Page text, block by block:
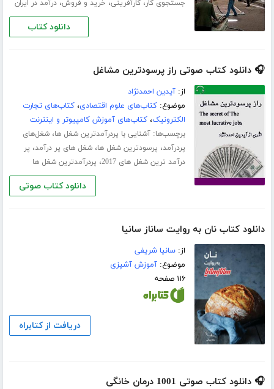
جستجوی کار،کارآفرینی، خرید و فروش،درآمد در ایران
دانلود کتاب
🎧 دانلود کتاب صوتی راز پرسودترین مشاغل
از:آیدین احمدنژاد
موضوع:کتاب‌های علوم اقتصادی،کتاب‌های تجارت
الکترونیک،کتاب‌های آموزش کامپیوتر و اینترنت
برچسب‌ها:آشنایی با پردرآمدترین شغل ها،شغل‌های
پردرآمد، پرسودترین شغل ها،شغل های پر درآمد، پر
درآمد ترین شغل های 2017
، پردرآمدترین شغل ها
دانلود کتاب صوتی
دانلود کتاب نان به روایت ساناز سانیا
از:سانیا شریفی
موضوع:آموزش آشپزی
۱۱۶ صفحه
دریافت از کتابراه
🎧 دانلود کتاب صوتی 1001 درمان خانگی